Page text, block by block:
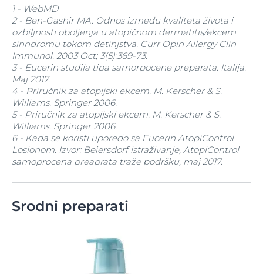
1 - WebMD
2 - Ben-Gashir MA. Odnos između kvaliteta života i
ozbiljnosti oboljenja u atopičnom dermatitis/ekcem
sinndromu tokom detinjstva. Curr Opin Allergy Clin
Immunol. 2003 Oct; 3(5):369-73.
3 - Eucerin studija tipa samorpocene preparata. Italija.
Maj 2017.
4 - Priručnik za atopijski ekcem. M. Kerscher & S.
Williams. Springer 2006.
5 - Priručnik za atopijski ekcem. M. Kerscher & S.
Williams. Springer 2006.
6 - Kada se koristi uporedo sa Eucerin AtopiControl
Losionom. Izvor: Beiersdorf istraživanje, AtopiControl
samoprocena preaprata traže podršku, maj 2017.
Srodni preparati